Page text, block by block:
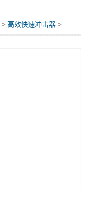
>高效快速冲击器 >